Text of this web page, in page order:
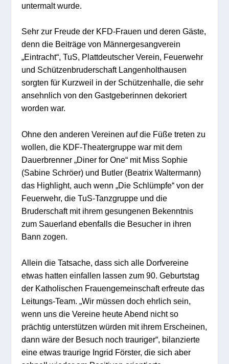
untermalt wurde.
Sehr zur Freude der KFD-Frauen und deren Gäste,
denn die Beiträge von Männergesangverein
„Eintracht“, TuS, Plattdeutscher Verein, Feuerwehr
und Schützenbruderschaft Langenholthausen
sorgten für Kurzweil in der Schützenhalle, die sehr
ansehnlich von den Gastgeberinnen dekoriert
worden war.
Ohne den anderen Vereinen auf die Füße treten zu
wollen, die KDF-Theatergruppe war mit dem
Dauerbrenner „Diner for One“ mit Miss Sophie
(Sabine Schröer) und Butler (Beatrix Waltermann)
das Highlight, auch wenn „Die Schlümpfe“ von der
Feuerwehr, die TuS-Tanzgruppe und die
Bruderschaft mit ihrem gesungenen Bekenntnis
zum Sauerland ebenfalls die Besucher in ihren
Bann zogen.
Allein die Tatsache, dass sich alle Dorfvereine
etwas hatten einfallen lassen zum 90. Geburtstag
der Katholischen Frauengemeinschaft erfreute das
Leitungs-Team. „Wir müssen doch ehrlich sein,
wenn uns die Vereine heute Abend nicht so
prächtig unterstützen würden mit ihrem Erscheinen,
dann wäre der Besuch noch trauriger“, bilanzierte
eine etwas traurige Ingrid Förster, die sich aber